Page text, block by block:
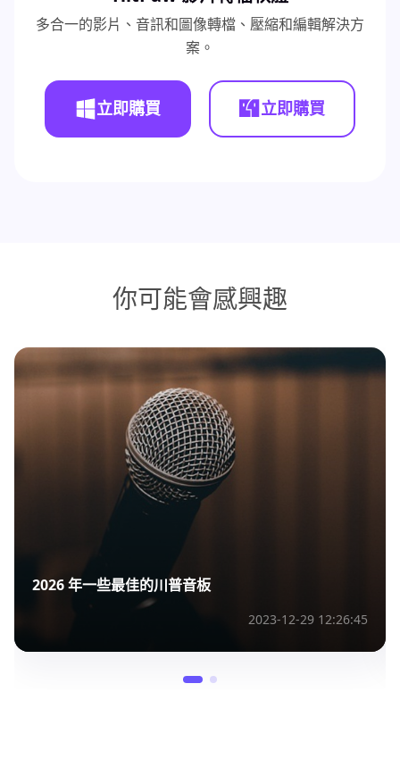
多合一的影片、音訊和圖像轉檔、壓縮和編輯解決方
案。
立即購買 立即購買
你可能會感興趣
2026 年一些最佳的川普音板
2023-12-29 12:26:45